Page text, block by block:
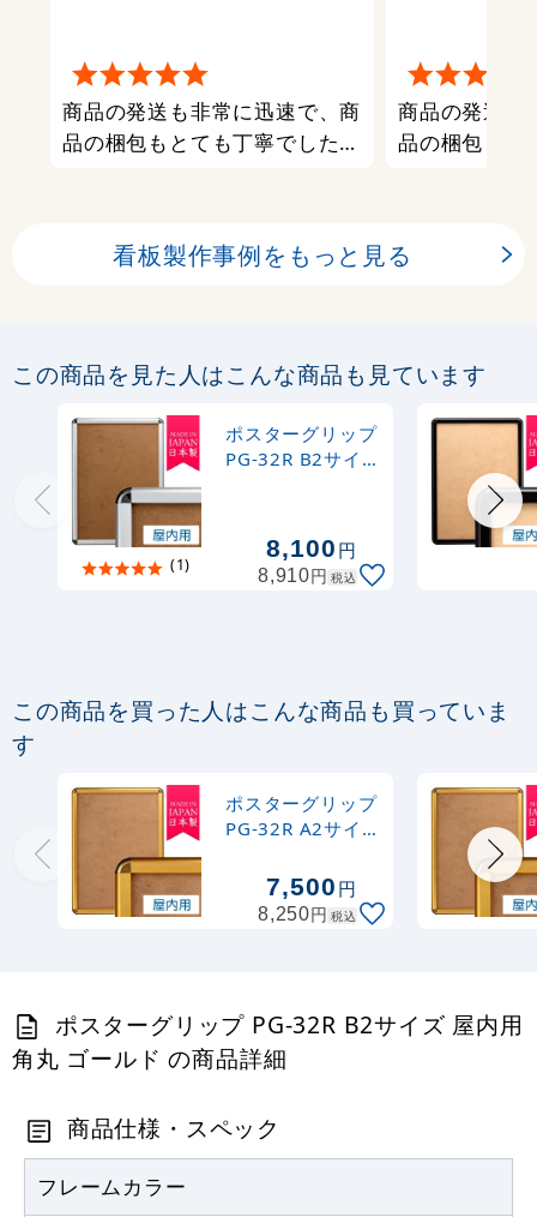
商品の発送も非常に迅速で、商
品の梱包もとても丁寧でした。
商品の発送も
品の梱包もと
看板製作事例をもっと見る
この商品を見た人はこんな商品も見ています
(1)
ポスターグリップ
PG-32R B2サイズ
8,100円
8,910円 税込
この商品を買った人はこんな商品も買っていま
す
ポスターグリップ
PG-32R A2サイズ
7,500円
8,250円 税込
ポスターグリップ PG-32R B2サイズ 屋内用
角丸 ゴールド の商品詳細
商品仕様・スペック
フレームカラー